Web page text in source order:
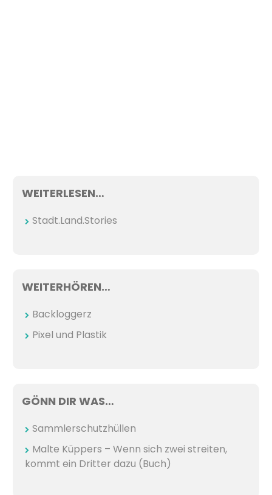
WEITERLESEN…
Stadt.Land.Stories
WEITERHÖREN…
Backloggerz
Pixel und Plastik
GÖNN DIR WAS…
Sammlerschutzhüllen
Malte Küppers – Wenn sich zwei streiten,
kommt ein Dritter dazu (Buch)